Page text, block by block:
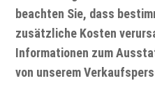
beachten Sie, dass
zusätzliche Kosten
Informationen zum
von unserem